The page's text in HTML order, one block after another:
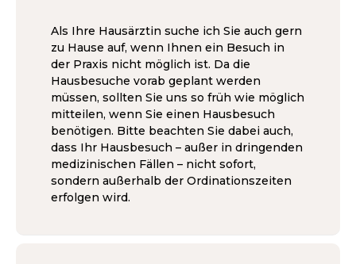
Als Ihre Hausärztin suche ich Sie auch gern
zu Hause auf, wenn Ihnen ein Besuch in
der Praxis nicht möglich ist. Da die
Hausbesuche vorab geplant werden
müssen, sollten Sie uns so früh wie möglich
mitteilen, wenn Sie einen Hausbesuch
benötigen. Bitte beachten Sie dabei auch,
dass Ihr Hausbesuch – außer in dringenden
medizinischen Fällen – nicht sofort,
sondern außerhalb der Ordinationszeiten
erfolgen wird.